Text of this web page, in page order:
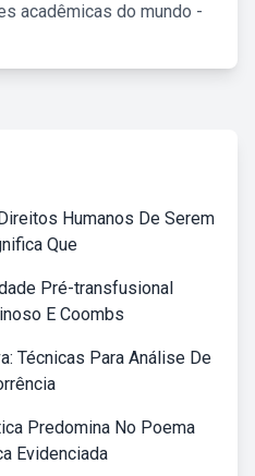
acadêmicas do mundo -
Humanos De Serem
Que
Pré-transfusional
E Coombs
Técnicas Para Análise De
Predomina No Poema
Evidenciada